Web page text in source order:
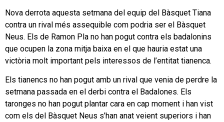
Nova derrota aquesta setmana del equip del Bàsquet Tiana
contra un rival més assequible com podria ser el Bàsquet
Neus. Els de Ramon Pla no han pogut contra els badalonins
que ocupen la zona mitja baixa en el que hauria estat una
victòria molt important pels interessos de l’entitat tianenca.
Els tianencs no han pogut amb un rival que venia de perdre la
setmana passada en el derbi contra el Badalones. Els
taronges no han pogut plantar cara en cap moment i han vist
com els del Bàsquet Neus s’han anat veient superiors i han